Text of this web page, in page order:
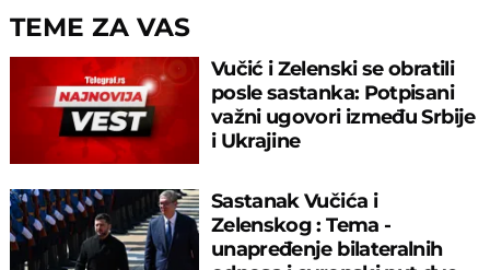
TEME ZA VAS
Vučić i Zelenski se obratili
posle sastanka: Potpisani
važni ugovori između Srbije
i Ukrajine
Sastanak Vučića i
Zelenskog : Tema -
unapređenje bilateralnih